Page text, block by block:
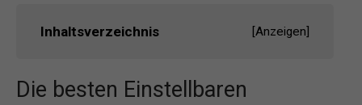
Inhaltsverzeichnis [Anzeigen]
Die besten Einstellbaren